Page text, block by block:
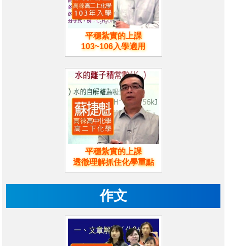
平穩紮實的上課
103~106入學適用
平穩紮實的上課
透徹理解抓住化學重點
作文